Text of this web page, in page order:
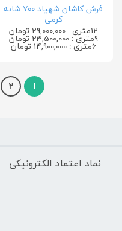
فرش کاشان شهیاد ۷۰۰ شانه
کرمی
12متری : 29,000,000 تومان
9متری : 23,500,000 تومان
6متری : 14,900,000 تومان
1
2
نماد اعتماد الکترونیکی